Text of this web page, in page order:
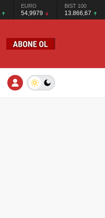
EURO
54,9979
BIST 100
13.866,67